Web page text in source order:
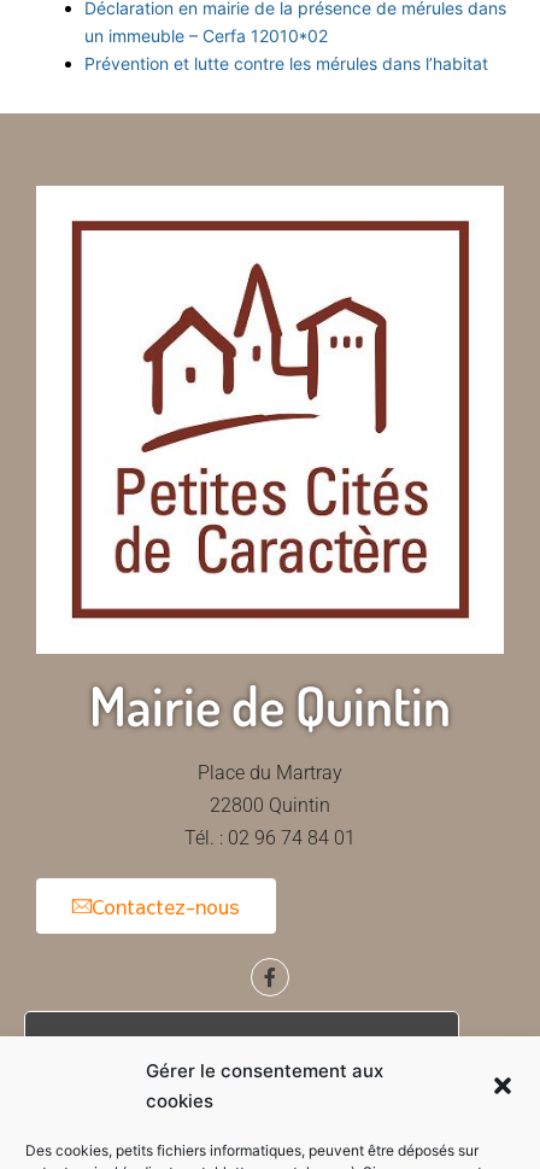
Gérer le consentement aux
cookies
Des cookies, petits fichiers informatiques, peuvent être déposés sur
Déclaration en mairie de la présence de mérules dans
un immeuble – Cerfa 12010*02
Prévention et lutte contre les mérules dans l’habitat
Mairie de Quintin
Place du Martray
22800 Quintin
Tél. : 02 96 74 84 01
Contactez-nous